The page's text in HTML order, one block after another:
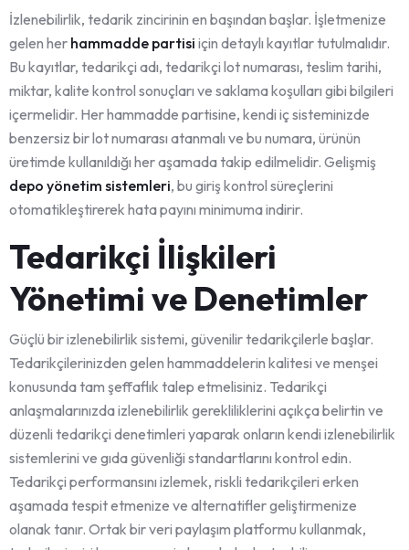
İzlenebilirlik, tedarik zincirinin en başından başlar. İşletmenize
gelen her hammadde partisi için detaylı kayıtlar tutulmalıdır.
Bu kayıtlar, tedarikçi adı, tedarikçi lot numarası, teslim tarihi,
miktar, kalite kontrol sonuçları ve saklama koşulları gibi bilgileri
içermelidir. Her hammadde partisine, kendi iç sisteminizde
benzersiz bir lot numarası atanmalı ve bu numara, ürünün
üretimde kullanıldığı her aşamada takip edilmelidir. Gelişmiş
depo yönetim sistemleri, bu giriş kontrol süreçlerini
otomatikleştirerek hata payını minimuma indirir.
Tedarikçi İlişkileri
Yönetimi ve Denetimler
Güçlü bir izlenebilirlik sistemi, güvenilir tedarikçilerle başlar.
Tedarikçilerinizden gelen hammaddelerin kalitesi ve menşei
konusunda tam şeffaflık talep etmelisiniz. Tedarikçi
anlaşmalarınızda izlenebilirlik gerekliliklerini açıkça belirtin ve
düzenli tedarikçi denetimleri yaparak onların kendi izlenebilirlik
sistemlerini ve gıda güvenliği standartlarını kontrol edin.
Tedarikçi performansını izlemek, riskli tedarikçileri erken
aşamada tespit etmenize ve alternatifler geliştirmenize
olanak tanır. Ortak bir veri paylaşım platformu kullanmak,